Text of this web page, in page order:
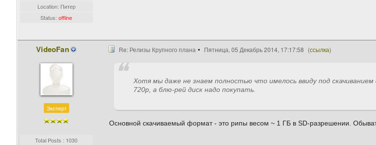
Location: Питер
Status:offline
VideoFan
Эксперт
Total Posts : 1030
Re: Релизы Крупного плана Пятница, 05 Декабрь 2014, 17:17:58 (ссылка)
Хотя мы даже не знаем полностью что имелось ввиду под
720p, а блю-рей диск надо покупать.
Основной скачиваемый формат - это рипы весом ~ 1 ГБ в SD-разрешении.